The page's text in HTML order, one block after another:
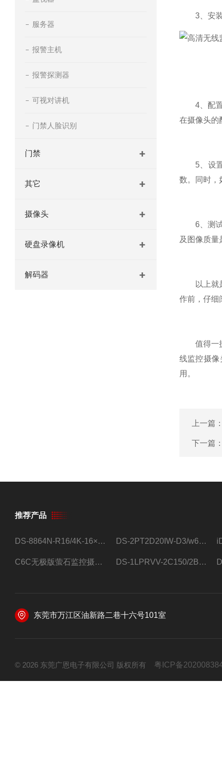
服务器
报警主机
报警探测器
可视对讲机
门禁人脸识别
门禁
其它
摄像头
硬盘录像机
解码器
3、安装
4、配置
在摄像头的
5、设置
数。同时，
6、测试
及图像质量
以上就是
作前，仔细
值得一提
线监控摄
用。
上一篇
下一篇
推荐产品
DS-8864N-R16/4K-16×4T/希捷16盘位录像机 DS-2PT2D20IW-D3/w64路高清硬盘录像机
C6C无极版萤石监控摄像头 DS-1LPRVV-2C150/2B监控室外夜视高清电源线护套线200米/卷
东莞市万江区油新路二巷十六号101室
© 2026 东莞广恩电子有限公司 版权所有 粤ICP备